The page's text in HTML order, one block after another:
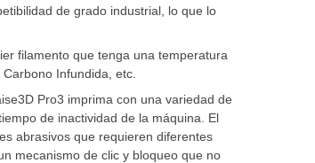
de grado industrial, lo que lo
filamento que tenga una temperatura
Infundida, etc.
Pro3 imprima con una variedad de
de inactividad de la máquina. El
abrasivos que requieren diferentes
mecanismo de clic y bloqueo que no